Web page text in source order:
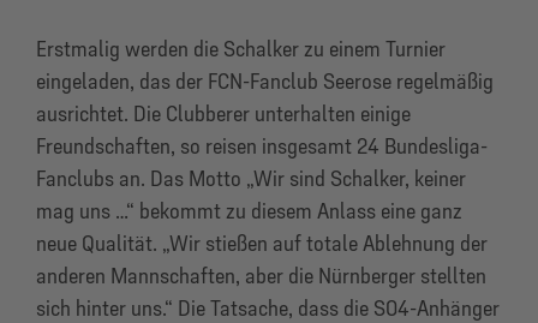
Erstmalig werden die Schalker zu einem Turnier
eingeladen, das der FCN-Fanclub Seerose regelmäßig
ausrichtet. Die Clubberer unterhalten einige
Freundschaften, so reisen insgesamt 24 Bundesliga-
Fanclubs an. Das Motto „Wir sind Schalker, keiner
mag uns …“ bekommt zu diesem Anlass eine ganz
neue Qualität. „Wir stießen auf totale Ablehnung der
anderen Mannschaften, aber die Nürnberger stellten
sich hinter uns.“ Die Tatsache, dass die S04-Anhänger